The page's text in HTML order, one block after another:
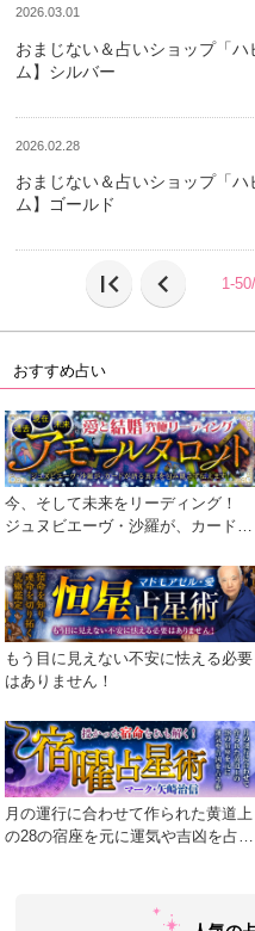
2026.03.01
おまじない＆占いショップ「
ム】シルバー
2026.02.28
おまじない＆占いショップ「
ム】ゴールド
first_page chevron_left 1-
おすすめ占い
今、そして未来をリーディング！
ジュヌビエーヴ・沙羅が、カードが
もう目に見えない不安に怯える必要
はありません！
月の運行に合わせて作られた黄道上
の28の宿座を元に運気や吉凶を占う